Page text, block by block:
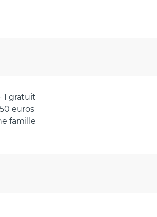
1 gratuit
euros
famille